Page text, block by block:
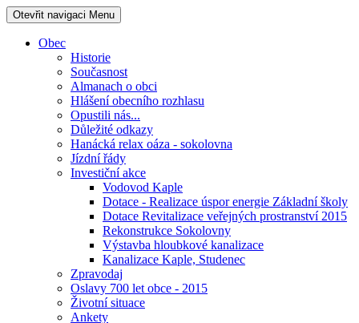
Otevřit navigaci Menu
Obec
Historie
Současnost
Almanach o obci
Hlášení obecního rozhlasu
Opustili nás...
Důležité odkazy
Hanácká relax oáza - sokolovna
Jízdní řády
Investiční akce
Vodovod Kaple
Dotace - Realizace úspor energie Základní školy
Dotace Revitalizace veřejných prostranství 2015
Rekonstrukce Sokolovny
Výstavba hloubkové kanalizace
Kanalizace Kaple, Studenec
Zpravodaj
Oslavy 700 let obce - 2015
Životní situace
Ankety